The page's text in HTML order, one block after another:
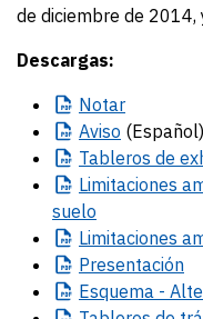
de diciembre de 2014,
Descargas:
Notar
Aviso (Español)
Tableros de
Limitaciones
suelo
Limitaciones
Presentación
Esquema -